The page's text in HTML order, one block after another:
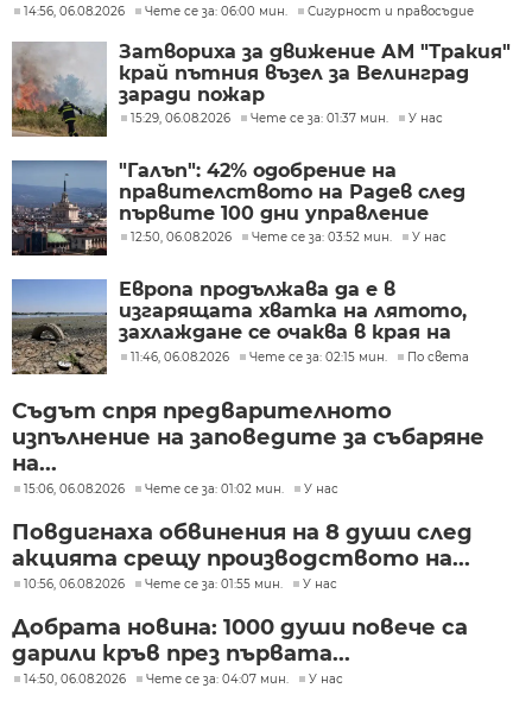
14:56, 06.08.2026 Чете се за: 06:00 мин. Сигурност и правосъдие
Затвориха за движение АМ "Тракия"
край пътния възел за Велинград
заради пожар
15:29, 06.08.2026 Чете се за: 01:37 мин. У нас
"Галъп": 42% одобрение на
правителството на Радев след
първите 100 дни управление
12:50, 06.08.2026 Чете се за: 03:52 мин. У нас
Европа продължава да е в
изгарящата хватка на лятото,
захлаждане се очаква в края на
седмицата
11:46, 06.08.2026 Чете се за: 02:15 мин. По света
Съдът спря предварителното
изпълнение на заповедите за събаряне
на...
15:06, 06.08.2026 Чете се за: 01:02 мин. У нас
Повдигнаха обвинения на 8 души след
акцията срещу производството на...
10:56, 06.08.2026 Чете се за: 01:55 мин. У нас
Добрата новина: 1000 души повече са
дарили кръв през първата...
14:50, 06.08.2026 Чете се за: 04:07 мин. У нас